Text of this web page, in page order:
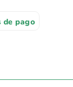
de pago